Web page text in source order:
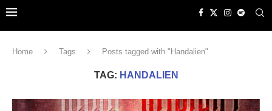
Home Tags Posts tagged with "Handalien"
TAG: HANDALIEN